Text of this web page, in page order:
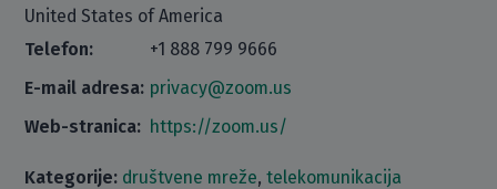
United States of America
Telefon:
+1 888 799 9666
E-mail adresa: privacy@zoom.us
Web-stranica: https://zoom.us/
Kategorije: društvene mreže,telekomunikacija